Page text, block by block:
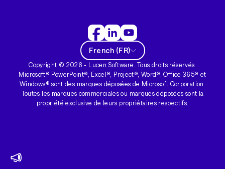
French (FR)
Copyright © 2026 - Lucen Software. Tous droits réservés.
Microsoft® PowerPoint®, Excel®, Project®, Word®, Office 365® et
Windows® sont des marques déposées de Microsoft Corporation.
Toutes les marques commerciales ou marques déposées sont la
propriété exclusive de leurs propriétaires respectifs.